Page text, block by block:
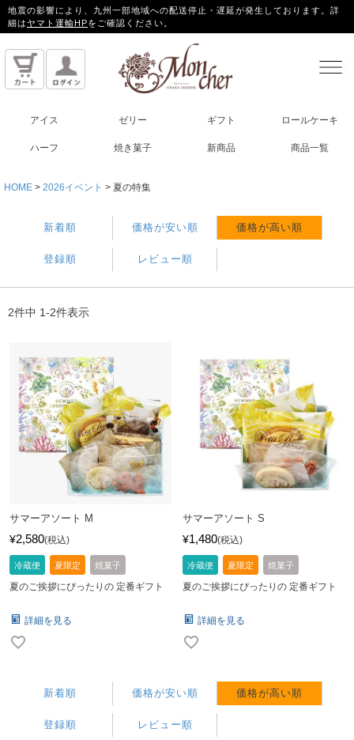
地震の影響により、九州一部地域への配送停止・遅延が発生しております。詳
細はヤマト運輸HPをご確認ください。
アイス ゼリー ギフト ロールケーキ
ハーフ 焼き菓子 新商品 商品一覧
HOME 2026イベント 夏の特集
新着順 価格が安い順 価格が高い順
登録順 レビュー順
2件中 1-2件表示
サマーアソート M
¥2,580 税込
冷蔵便 夏限定 焼菓子
夏のご挨拶にぴったりの 定番ギフト
詳細を見る
サマーアソート S
¥1,480 税込
冷蔵便 夏限定 焼菓子
夏のご挨拶にぴったりの 定番ギフト
詳細を見る
新着順 価格が安い順 価格が高い順
登録順 レビュー順